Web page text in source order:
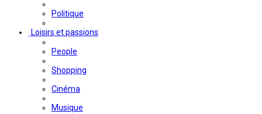
Politique
Loisirs et passions
People
Shopping
Cinéma
Musique